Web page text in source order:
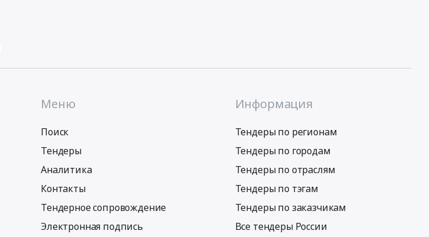
Меню
Поиск
Тендеры
Аналитика
Контакты
Тендерное сопровождение
Электронная подпись
Информация
Тендеры по регионам
Тендеры по городам
Тендеры по отраслям
Тендеры по тэгам
Тендеры по заказчикам
Все тендеры России